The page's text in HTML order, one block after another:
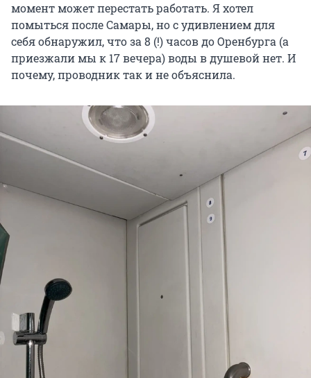
момент может перестать работать. Я хотел
помыться после Самары, но с удивлением для
себя обнаружил, что за 8 (!) часов до Оренбурга (а
приезжали мы к 17 вечера) воды в душевой нет. И
почему, проводник так и не объяснила.